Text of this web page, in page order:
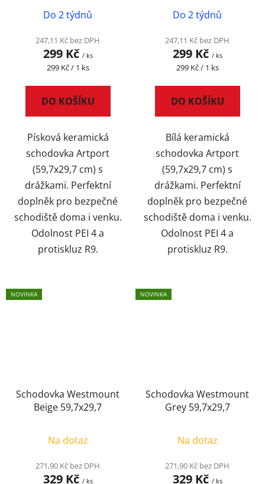
Do 2 týdnů
247,11 Kč bez DPH
299 Kč / ks
Měrná
299 Kč / 1 ks
DO KOŠÍKU
Písková keramická
schodovka Artport
(59,7x29,7 cm) s
drážkami. Perfektní
doplněk pro bezpečné
schodiště doma i venku.
Odolnost PEI 4 a
protiskluz R9.
Do 2 týdnů
247,11 Kč bez DPH
299 Kč / ks
Měrná
299 Kč / 1 ks
DO KOŠÍKU
Bílá keramická
schodovka Artport
(59,7x29,7 cm) s
drážkami. Perfektní
doplněk pro bezpečné
schodiště doma i venku.
Odolnost PEI 4 a
protiskluz R9.
NOVINKA
Schodovka Westmount
Beige 59,7x29,7
Na dotaz
271,90 Kč bez DPH
329 Kč / ks
NOVINKA
Schodovka Westmount
Grey 59,7x29,7
Na dotaz
271,90 Kč bez DPH
329 Kč / ks